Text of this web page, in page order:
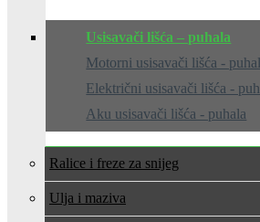
Usisavači lišća – puhala
Motorni usisavači lišća -
Električni usisavači lišća -
Aku usisavači lišća - puhala
Ralice i freze za snijeg
Ulja i maziva